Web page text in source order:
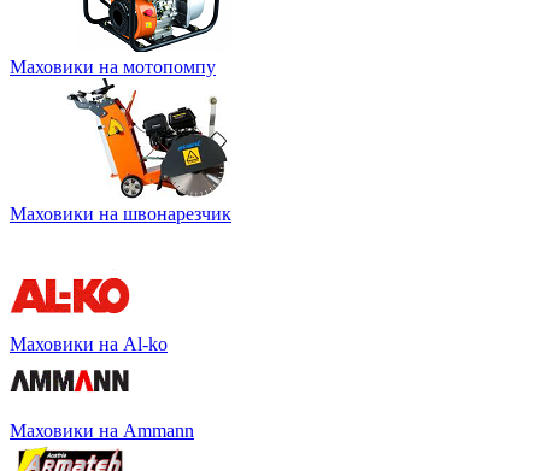
Маховики на мотопомпу
Маховики на швонарезчик
Маховики на Al-ko
Маховики на Ammann